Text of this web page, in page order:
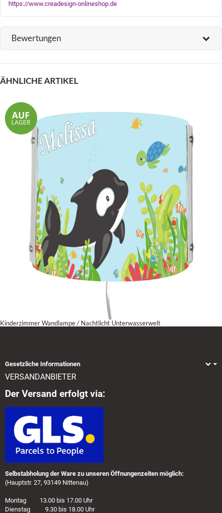
https://www.creadesign-onlineshop.de
Bewertungen
ÄHNLICHE ARTIKEL
Kinderzimmer Wandlampe / Nachtlicht Unterwasserwelt
Gesetzliche Informationen
VERSANDANBIETER
Der Versand erfolgt via:
Selbstabholung der Ware zu unseren Öffnungenzeiten möglich:
(Hauptstr. 27, 93149 Nittenau)
Montag 13.00 bis 17.00 Uhr
Dienstag 9.30 bis 18.00 Uhr